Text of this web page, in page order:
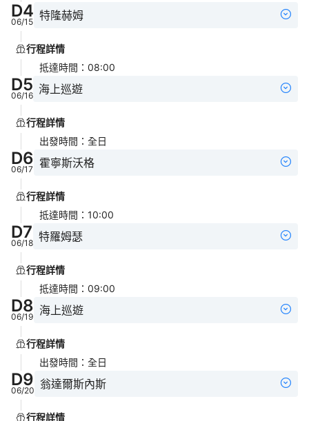
D4
06/15 特隆赫姆
行程詳情
抵達時間 ： 08:00
D5
06/16 海上巡遊
行程詳情
出發時間 ： 全日
D6
06/17 霍寧斯沃格
行程詳情
抵達時間 ： 10:00
D7
06/18 特羅姆瑟
行程詳情
抵達時間 ： 09:00
D8
06/19 海上巡遊
行程詳情
出發時間 ： 全日
D9
06/20 翁達爾斯內斯
行程詳情